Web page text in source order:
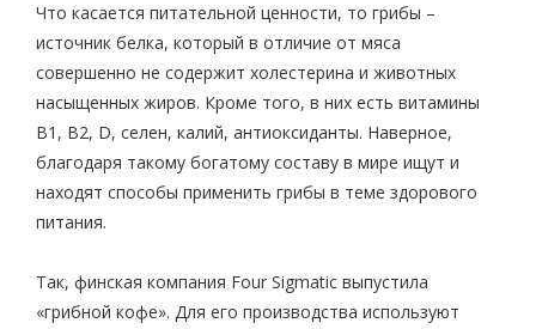
Что касается питательной ценности, то грибы –
источник белка, который в отличие от мяса
совершенно не содержит холестерина и животных
насыщенных жиров. Кроме того, в них есть витамины
B1, B2, D, селен, калий, антиоксиданты. Наверное,
благодаря такому богатому составу в мире ищут и
находят способы применить грибы в теме здорового
питания.
Так, финская компания Four Sigmatic выпустила
«грибной кофе». Для его производства используют